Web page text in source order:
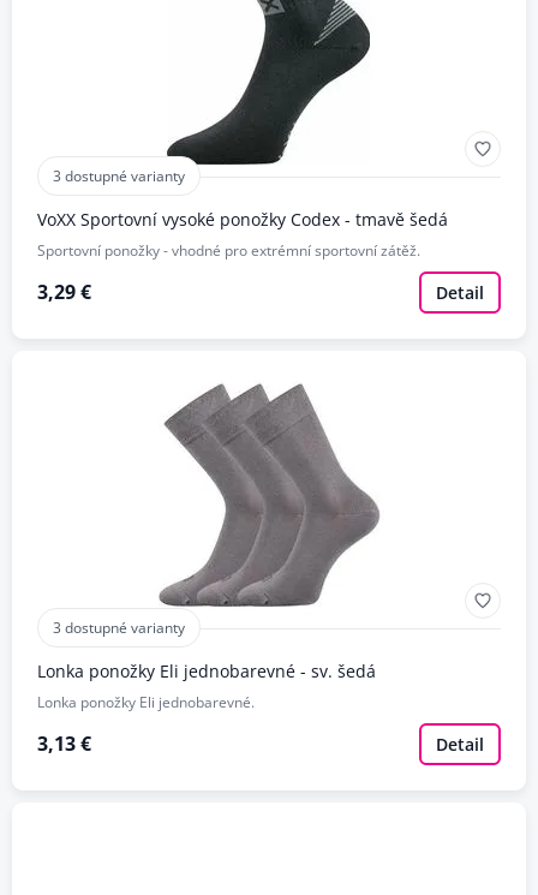
3 dostupné varianty
VoXX Sportovní vysoké ponožky Codex - tmavě šedá
Sportovní ponožky - vhodné pro extrémní sportovní zátěž.
3,29 € Detail
3 dostupné varianty
Lonka ponožky Eli jednobarevné - sv. šedá
Lonka ponožky Eli jednobarevné.
3,13 € Detail